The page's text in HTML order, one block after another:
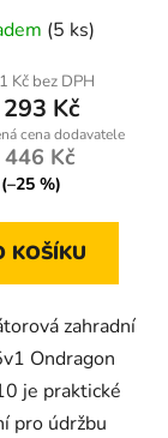
vyžínač,
2× aku 48 V
(5 ks)
Kč bez DPH
Kč
Kč
(–25 %)
KOŠÍKU
zahradní
Ondragon
je praktické
pro údržbu